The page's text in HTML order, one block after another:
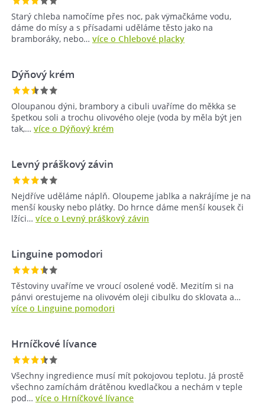
Starý chleba namočíme přes noc, pak vÿmačkáme vodu,
dáme do mísy a s přísadami uděláme těsto jako na
bramboráky, nebo… více o Chlebové placky
Dýňový krém
Oloupanou dýni, brambory a cibuli uvaříme do měkka se
špetkou soli a trochu olivového oleje (voda by měla být jen
tak,… více o Dýňový krém
Levný práškový závin
Nejdříve uděláme náplň. Oloupeme jablka a nakrájíme je na
menší kousky nebo plátky. Do hrnce dáme menší kousek či
lžíci… více o Levný práškový závin
Linguine pomodori
Těstoviny uvaříme ve vroucí osolené vodě. Mezitím si na
pánvi orestujeme na olivovém oleji cibulku do sklovata a…
více o Linguine pomodori
Hrníčkové lívance
Všechny ingredience musí mít pokojovou teplotu. Já prostě
všechno zamíchám drátěnou kvedlačkou a nechám v teple
pod… více o Hrníčkové lívance